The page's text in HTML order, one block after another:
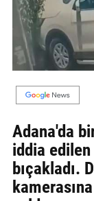
MAGAZİN
GALERİ
VİDEO
BİZE
ULAŞIN
Künye
Adana'da
iddia edilen
bıçakladı.